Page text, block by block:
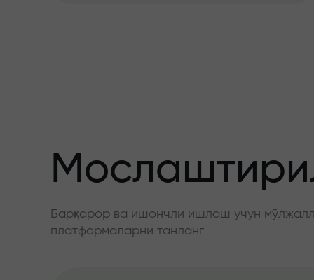
Барқарор ва ишончли ишлаш учун
платформаларни танланг